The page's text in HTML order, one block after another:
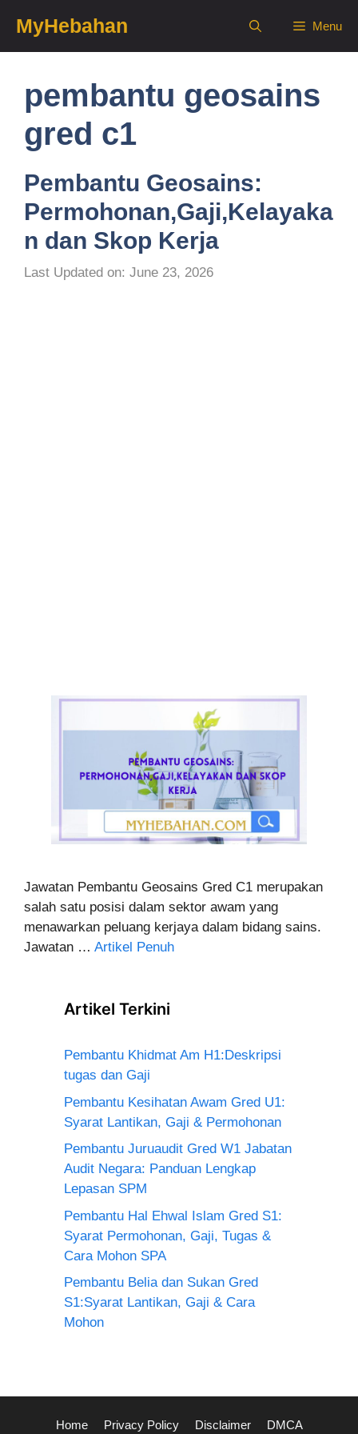
content
MyHebahan Menu
pembantu geosains
gred c1
Pembantu Geosains:
Permohonan,Gaji,Kelayaka
n dan Skop Kerja
Last Updated on: June 23, 2026
Jawatan Pembantu Geosains Gred C1 merupakan
salah satu posisi dalam sektor awam yang
menawarkan peluang kerjaya dalam bidang sains.
Jawatan … Artikel Penuh
Artikel Terkini
Pembantu Khidmat Am H1:Deskripsi
tugas dan Gaji
Pembantu Kesihatan Awam Gred U1:
Syarat Lantikan, Gaji & Permohonan
Pembantu Juruaudit Gred W1 Jabatan
Audit Negara: Panduan Lengkap
Lepasan SPM
Pembantu Hal Ehwal Islam Gred S1:
Syarat Permohonan, Gaji, Tugas &
Cara Mohon SPA
Pembantu Belia dan Sukan Gred
S1:Syarat Lantikan, Gaji & Cara
Mohon
Home Privacy Policy Disclaimer DMCA